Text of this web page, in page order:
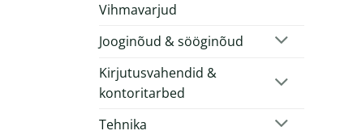
Vihmavarjud
Jooginõud & sööginõud
Kirjutusvahendid &
kontoritarbed
Tehnika